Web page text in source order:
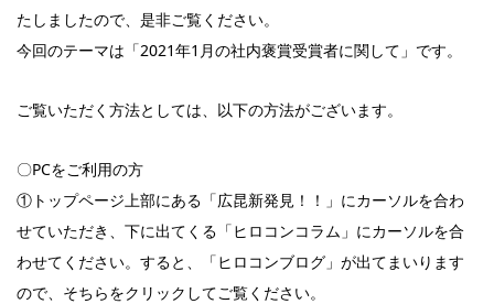
たしましたので、是非ご覧ください。
今回のテーマは「2021年1月の社内褒賞受賞者に関して」です。
ご覧いただく方法としては、以下の方法がございます。
〇PCをご利用の方
①トップページ上部にある「広昆新発見！！」にカーソルを合わ
せていただき、下に出てくる「ヒロコンコラム」にカーソルを合
わせてください。すると、「ヒロコンブログ」が出てまいります
ので、そちらをクリックしてご覧ください。